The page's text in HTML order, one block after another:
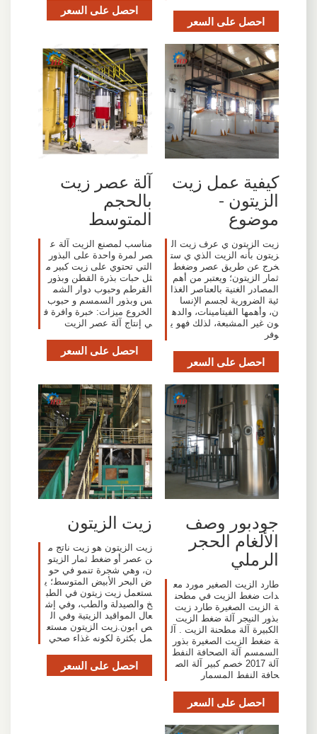
احصل على السعر
احصل على السعر
كيفية عمل زيت
الزيتون -
موضوع
زيت الزيتون ي عرف زيت ال
زيتون بأنه الزيت الذي ي ست
خرج عن طريق عصر وضغط
ثمار الزيتون؛ ويعتبر من أهم
المصادر الغنية بالعناصر الغذا
ئية الضرورية لجسم الإنسا
ن، وأهمها الفيتامينات، والده
ون غير المشبعة، لذلك فهو ي
وفر
احصل على السعر
آلة عصر زيت
بالحجم
المتوسط
مناسب لمصنع الزيت آلة ع
صر لمرة واحدة على البذور
التي تحتوي على زيت كبير م
ثل حبات بذرة القطن وبذور
القرطم وحبوب دوار الشم
س وبذور السمسم و حبوب
الخروع ميزات: خبرة وافرة ف
ي إنتاج آلة عصر الزيت
احصل على السعر
جودبور وصف
الألغام الحجر
الرملي
طارد الزيت الصغير مورد مع
دات ضغط الزيت في مطحن
ة الزيت الصغيرة طارد زيت
بذور النيجر آلة ضغط الزيت
الكبيرة آلة مطحنة الزيت . آل
ة ضغط الزيت الصغيرة بذور
السمسم آلة الصحافة النفط
آلة 2017 خصم كبير آلة الص
حافة النفط المسمار
احصل على السعر
زيت الزيتون
زيت الزيتون هو زيت ناتج م
ن عصر أو ضغط ثمار الزيتو
ن، وهي شجرة تنمو في حو
ض البحر الأبيض المتوسط؛ ي
ستعمل زيت زيتون في الطب
خ والصيدلة والطب، وفي إش
عال المواقيد الزيتية وفي ال
ص ابون.زيت الزيتون مستع
مل بكثرة لكونه غذاء صحي
احصل على السعر